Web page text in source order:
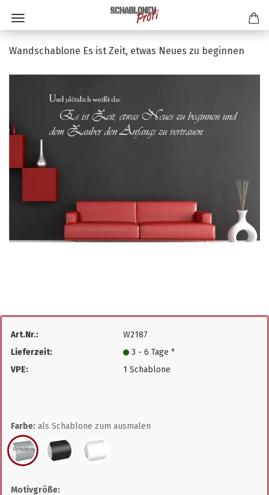
Wandschablone Es ist Zeit, etwas Neues zu beginnen
Art.Nr.:
W2187
Lieferzeit:
3 - 6 Tage *
VPE:
1 Schablone
Farbe: als Schablone zum ausmalen
Motivgröße: